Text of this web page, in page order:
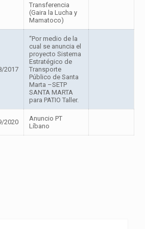
Transferencia
(Gaira la Lucha y
Mamatoco)
2017
“Por medio de la
cual se anuncia el
proyecto Sistema
Estratégico de
Transporte
Público de Santa
Marta –SETP
SANTA MARTA
para PATIO Taller.
2020
Anuncio PT
Líbano